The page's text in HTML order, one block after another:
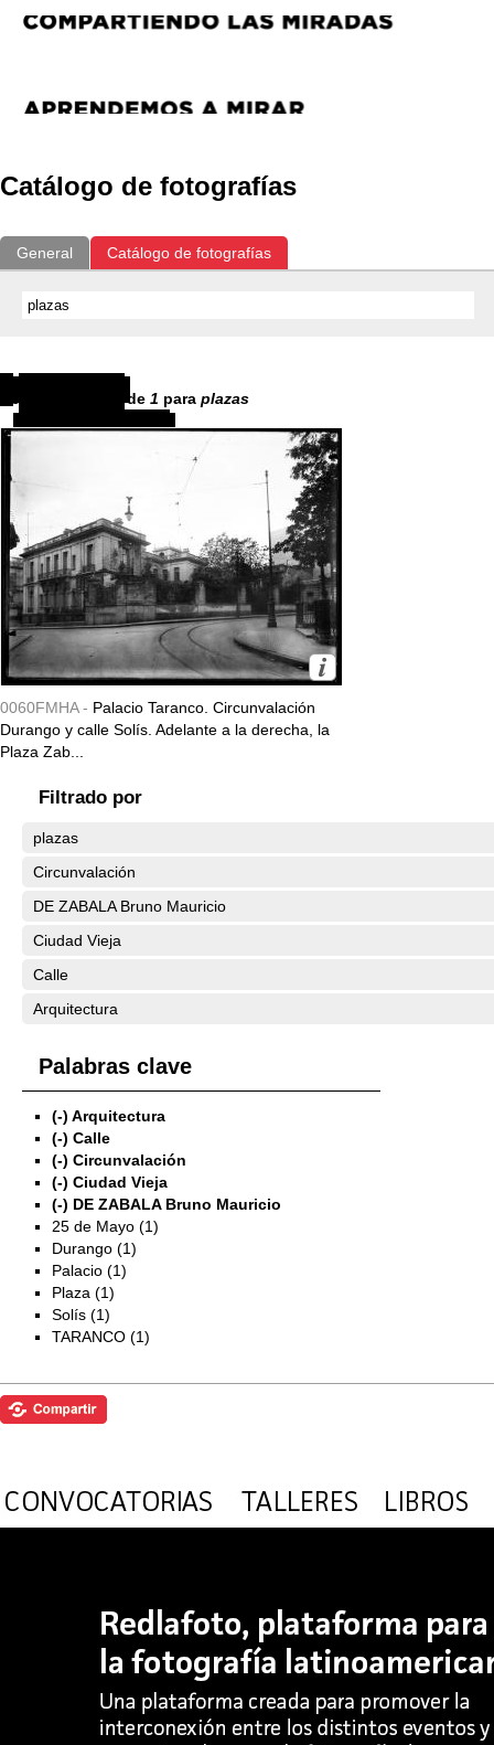
Catálogo de fotografías
General Catálogo de fotografías
de 1 para plazas
0060FMHA - Palacio Taranco. Circunvalación
Durango y calle Solís. Adelante a la derecha, la
Plaza Zab...
Filtrado por
plazas
Circunvalación
DE ZABALA Bruno Mauricio
Ciudad Vieja
Calle
Arquitectura
Palabras clave
(-) Arquitectura
(-) Calle
(-) Circunvalación
(-) Ciudad Vieja
(-) DE ZABALA Bruno Mauricio
25 de Mayo (1)
Durango (1)
Palacio (1)
Plaza (1)
Solís (1)
TARANCO (1)